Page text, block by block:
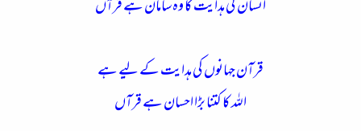
انسان کی ہدایت کا وہ سامان ہے قرآں
قرآن جہانوں کی ہدایت کے لیے ہے
اللہ کا کتنا بڑا احسان ہے قرآں